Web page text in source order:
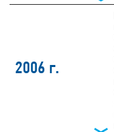
2006 г.